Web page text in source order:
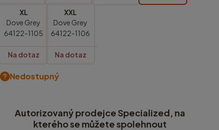
XL
Dove Grey
64122-1105
Na dotaz
XXL
Dove Grey
64122-1106
Na dotaz
Nedostupný
Autorizovaný prodejce Specialized, na
kterého se můžete spolehnout